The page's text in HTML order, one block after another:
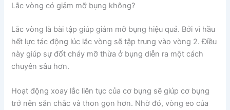
Lắc vòng có giảm mỡ bụng không?
Lắc vòng là bài tập giúp giảm mỡ bụng hiệu quả. Bởi vì hầu
hết lực tác động lúc lắc vòng sẽ tập trung vào vòng 2. Điều
này giúp sự đốt cháy mỡ thừa ở bụng diễn ra một cách
chuyên sâu hơn.
Hoạt động xoay lắc liên tục của cơ bụng sẽ giúp cơ bụng
trở nên săn chắc và thon gọn hơn. Nhờ đó, vòng eo của